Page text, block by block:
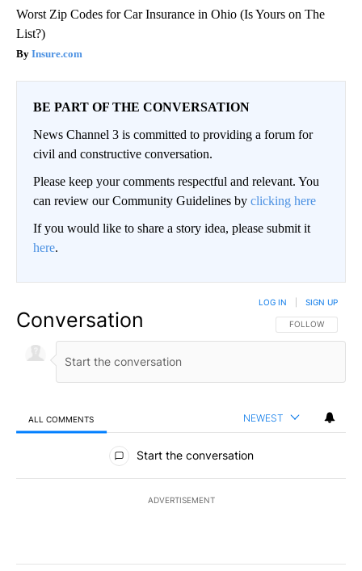
Worst Zip Codes for Car Insurance in Ohio (Is Yours on The
List?)
Insure.com
BE PART OF THE CONVERSATION
News Channel 3 is committed to providing a forum for
civil and constructive conversation.
Please keep your comments respectful and relevant. You
can review our Community Guidelines by clicking here
If you would like to share a story idea, please submit it
here.
Conversation FOLLOW THIS
FOLLOW
LOG IN SIGN UP
ALL COMMENTS NEWEST
All Comments
Start the conversation
ADVERTISEMENT